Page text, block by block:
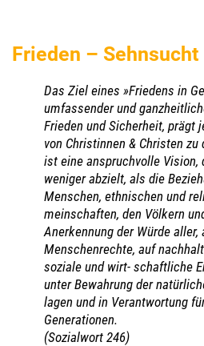
Frieden – Sehnsucht
Das Ziel eines »Friedens in
umfassender und
Frieden und Sicherheit, prägt
von Christinnen & Christen zu
ist eine anspruchvolle Vision,
weniger abzielt, als die
Menschen, ethnischen und
meinschaften, den Völkern
Anerkennung der Würde
Menschenrechte, auf
soziale und wirt- schaftliche
unter Bewahrung der
lagen und in Verantwortung
Generationen.
(Sozialwort 246)